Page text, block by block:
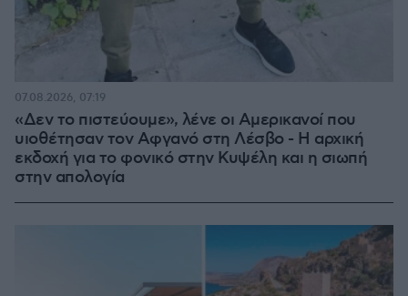
«Δεν το πιστεύουμε», λένε οι Αμερικανοί που
υιοθέτησαν τον Αφγανό στη Λέσβο - Η αρχική
εκδοχή για το φονικό στην Κυψέλη και η σιωπή
στην απολογία
07.08.2026, 07:19